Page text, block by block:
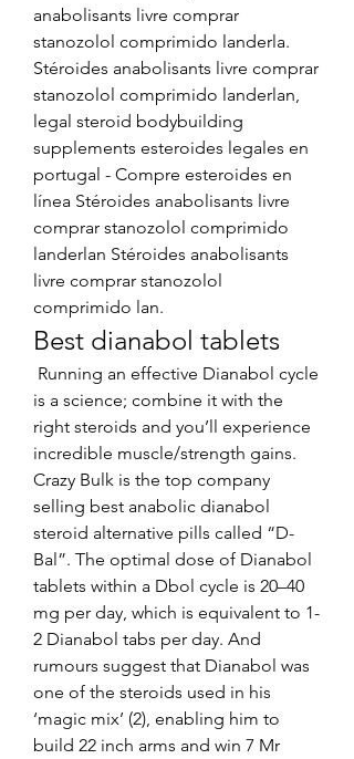
anabolisants livre comprar
stanozolol comprimido landerla.
Stéroides anabolisants livre comprar
stanozolol comprimido landerlan,
legal steroid bodybuilding
supplements esteroides legales en
portugal - Compre esteroides en
línea Stéroides anabolisants livre
comprar stanozolol comprimido
landerlan Stéroides anabolisants
livre comprar stanozolol
comprimido lan.
Best dianabol tablets
is a science; combine it with the
right steroids and you’ll experience
incredible muscle/strength gains.
Crazy Bulk is the top company
selling best anabolic dianabol
steroid alternative pills called “D-
Bal”. The optimal dose of Dianabol
tablets within a Dbol cycle is 20–40
mg per day, which is equivalent to 1-
2 Dianabol tabs per day. And
rumours suggest that Dianabol was
one of the steroids used in his
‘magic mix’ (2), enabling him to
build 22 inch arms and win 7 Mr